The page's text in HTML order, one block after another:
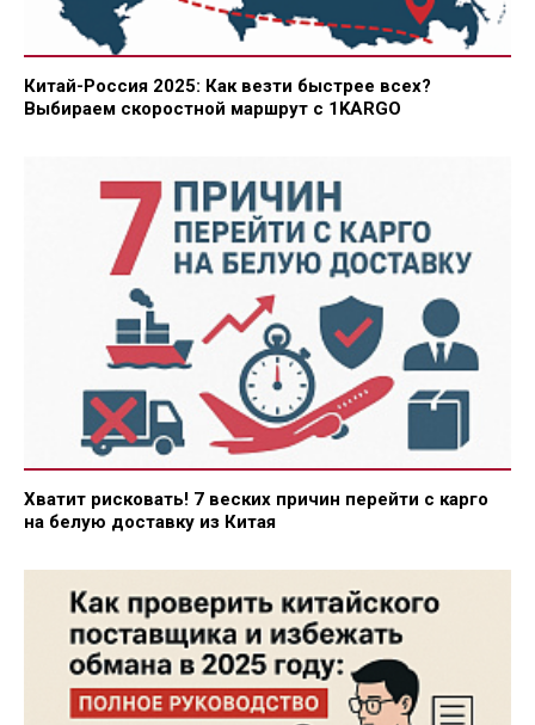
Китай-Россия 2025: Как везти быстрее всех?
Выбираем скоростной маршрут с 1KARGO
Хватит рисковать! 7 веских причин перейти с карго
на белую доставку из Китая